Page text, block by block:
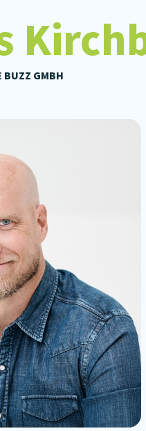
BUZZ GMBH